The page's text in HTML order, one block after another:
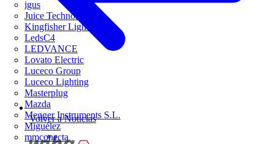
igus
Juice Technology
Kingfisher Lighting
LedsC4
LEDVANCE
Lovato Electric
Luceco Group
Luceco Lighting
Masterplug
Mazda
Megger Instruments S.L.
Miguélez
mmconecta
Volver a Noticias